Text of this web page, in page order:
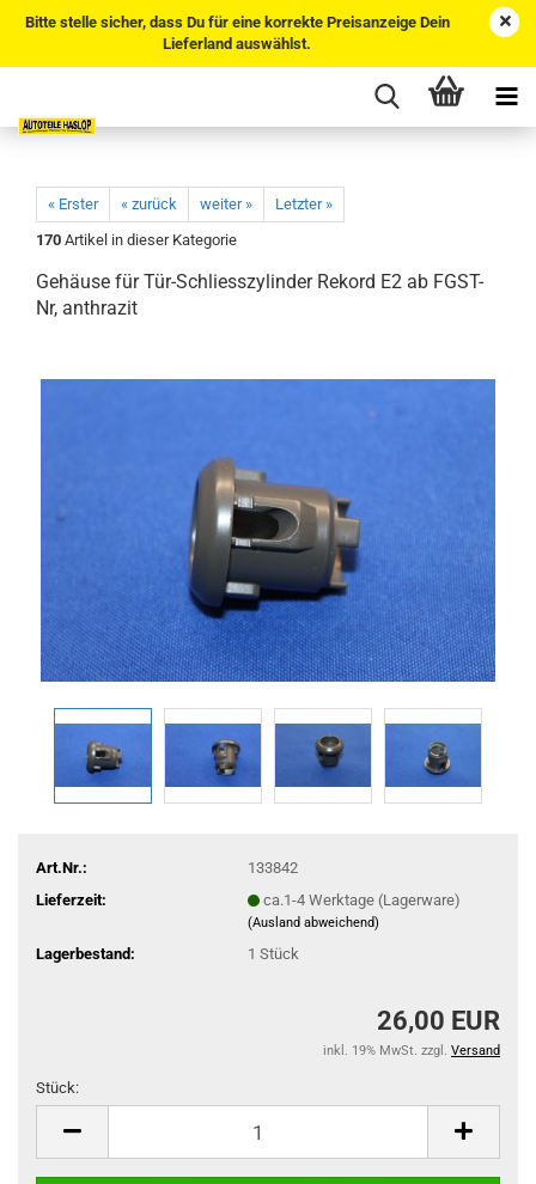
Bitte stelle sicher, dass Du für eine korrekte Preisanzeige Dein
Lieferland auswählst.
« Erster « zurück weiter »
Letzter »
170 Artikel in dieser Kategorie
Gehäuse für Tür-Schliesszylinder Rekord E2 ab FGST-
Nr, anthrazit
Art.Nr.:
133842
Lieferzeit:
ca.1-4 Werktage (Lagerware)
(Ausland abweichend)
Lagerbestand: 1 Stück
26,00 EUR
inkl. 19% MwSt. zzgl. Versand
Stück: